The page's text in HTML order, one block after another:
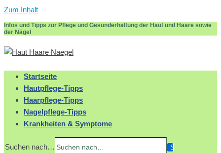
Zum Inhalt
Infos und Tipps zur Pflege und Gesunderhaltung der Haut und Haare sowie
der Nägel
Startseite
Hautpflege-Tipps
Haarpflege-Tipps
Nagelpflege-Tipps
Krankheiten & Symptome
Suchen nach…